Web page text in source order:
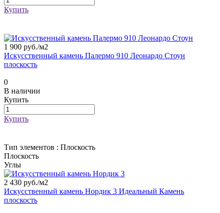
Купить
1 900 руб./м2
Искусственный камень Палермо 910 Леонардо Стоун
плоскость
0
В наличии
Купить
Купить
Тип элементов : Плоскость
Плоскость
Углы
2 430 руб./м2
Искусственный камень Нордик 3 Идеальный Камень
плоскость